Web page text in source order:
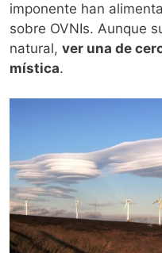
imponente han
sobre OVNIs. Aunque
natural, ver una de
mística.